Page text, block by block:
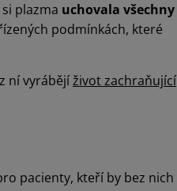
plazma uchovala všechny
podmínkách, které
ní vyrábějíživot zachraňující
pacienty, kteří by bez nich